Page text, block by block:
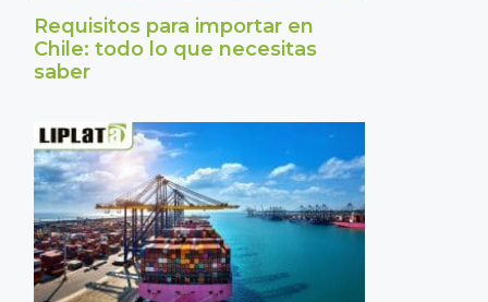
Requisitos para importar en
Chile: todo lo que necesitas
saber